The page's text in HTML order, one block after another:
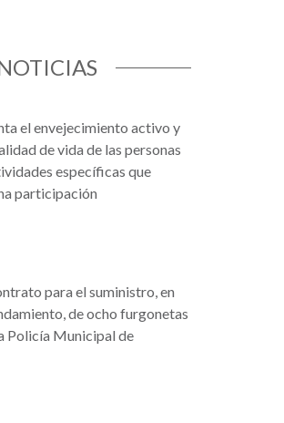
el envejecimiento activo y
de vida de las personas
específicas que
participación
para el suministro, en
de ocho furgonetas
Policía Municipal de